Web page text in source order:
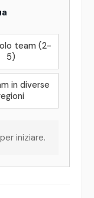
team (2-
5)
in diverse
iniziare.